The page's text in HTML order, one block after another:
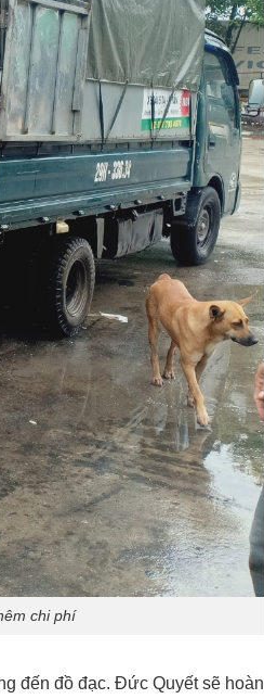
chi phí
đến đồ đạc. Đức Quyết sẽ hoàn